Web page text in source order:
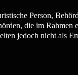
Person,
die im Rahmen
jedoch nicht als